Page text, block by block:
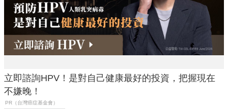
立即諮詢HPV！是對自己健康最好的投資，把握現在
不嫌晚！
PR（台灣癌症基金會）